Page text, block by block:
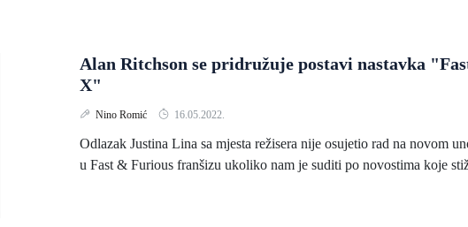
Alan Ritchson se pridružuje postavi nastavka
X"
Nino Romić 16.05.2022.
Odlazak Justina Lina sa mjesta režisera nije osujetio rad na novom
u Fast & Furious franšizu ukoliko nam je suditi po novostima koje